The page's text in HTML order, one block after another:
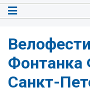
Фонтанка
Санкт-